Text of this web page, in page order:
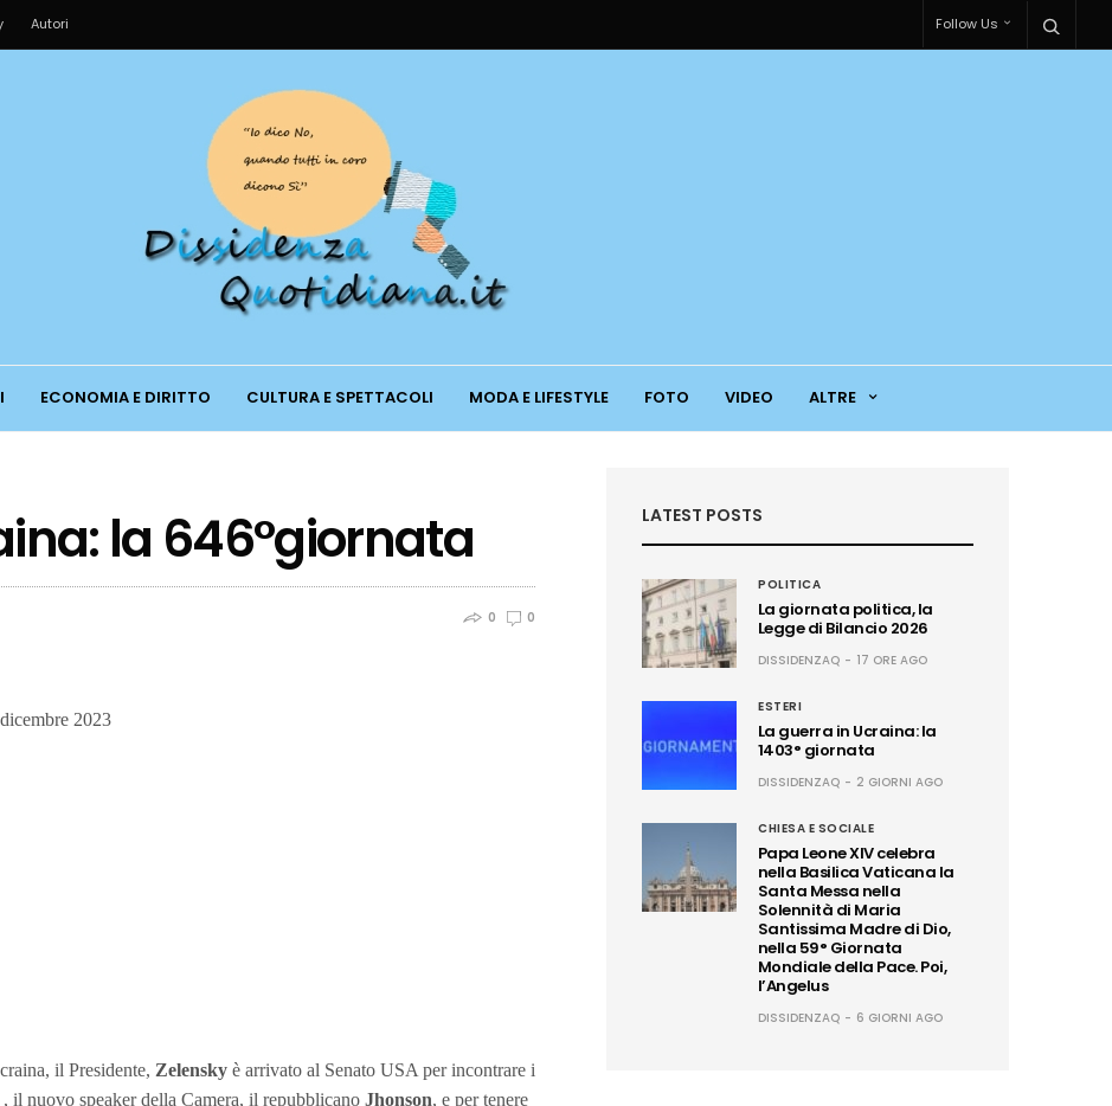
Autori Follow Us
ECONOMIA E DIRITTO CULTURA E SPETTACOLI MODA E LIFESTYLE FOTO VIDEO ALTRE
la 646°giornata
0 0
2023
il Presidente, Zelensky è arrivato al Senato USA per incontrare i
il nuovo speaker della Camera, il repubblicano Jhonson, e per tenere
LATEST POSTS
POLITICA
La giornata politica, la
Legge di Bilancio 2026
DISSIDENZAQ 17 ORE AGO
ESTERI
La guerra in Ucraina: la
1403° giornata
DISSIDENZAQ 2 GIORNI AGO
CHIESA E SOCIALE
Papa Leone XIV celebra
nella Basilica Vaticana la
Santa Messa nella
Solennità di Maria
Santissima Madre di Dio,
nella 59° Giornata
Mondiale della Pace. Poi,
l’Angelus
DISSIDENZAQ 6 GIORNI AGO